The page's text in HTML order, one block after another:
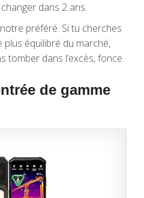
dans 2 ans.
notre préféré. Si tu cherches
équilibré du marché,
tomber dans l’excès, fonce.
de gamme